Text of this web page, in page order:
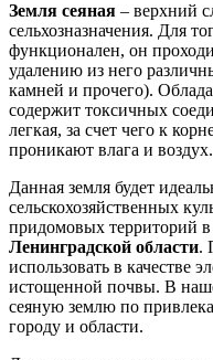
Земля сеяная – верхний
сельхозназначения. Для
функционален, он
удалению из него
камней и прочего).
содержит токсичных
легкая, за счет чего к
проникают влага и воздух.
Данная земля будет
сельскохозяйственных
придомовых территорий в
Ленинградской области.
использовать в качестве
истощенной почвы. В
сеяную землю по
городу и области.